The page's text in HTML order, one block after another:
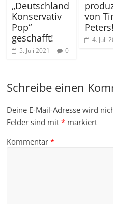
„Deutschland
Konservativ
Pop“
geschafft!
5. Juli 2021 0
von
Peters!
4. Juli
Schreibe einen
Deine E-Mail-Adresse wird
Felder sind mit* markiert
Kommentar*